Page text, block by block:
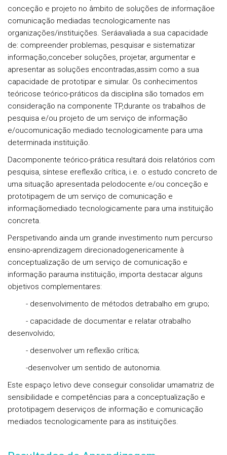
conceção e projeto no âmbito de soluções de informaçãoe
comunicação mediadas tecnologicamente nas
organizações/instituições. Seráavaliada a sua capacidade
de: compreender problemas, pesquisar e sistematizar
informação,conceber soluções, projetar, argumentar e
apresentar as soluções encontradas,assim como a sua
capacidade de prototipar e simular. Os conhecimentos
teóricose teórico-práticos da disciplina são tomados em
consideração na componente TP,durante os trabalhos de
pesquisa e/ou projeto de um serviço de informação
e/oucomunicação mediado tecnologicamente para uma
determinada instituição.
Dacomponente teórico-prática resultará dois relatórios com
pesquisa, síntese ereflexão crítica, i.e. o estudo concreto de
uma situação apresentada pelodocente e/ou conceção e
prototipagem de um serviço de comunicação e
informaçãomediado tecnologicamente para uma instituição
concreta.
Perspetivando ainda um grande investimento num percurso
ensino-aprendizagem direcionadogenericamente à
conceptualização de um serviço de comunicação e
informação parauma instituição, importa destacar alguns
objetivos complementares:
- desenvolvimento de métodos detrabalho em grupo;
- capacidade de documentar e relatar otrabalho
desenvolvido;
- desenvolver um reflexão crítica;
-desenvolver um sentido de autonomia.
Este espaço letivo deve conseguir consolidar umamatriz de
sensibilidade e competências para a conceptualização e
prototipagem deserviços de informação e comunicação
mediados tecnologicamente para as instituições.